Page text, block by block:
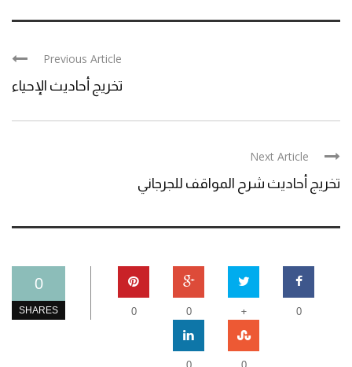
Previous Article
تخريج أحاديث الإحياء
Next Article
تخريج أحاديث شرح المواقف للجرجاني
0
SHARES 0
+
0
0